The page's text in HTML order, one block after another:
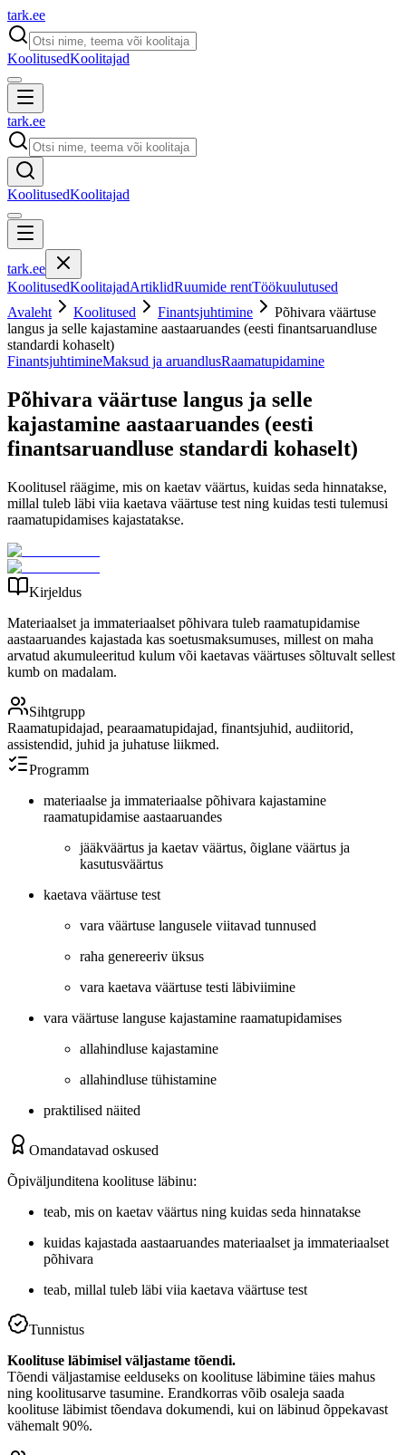
tark.ee
KoolitusedKoolitajad
tark.ee
KoolitusedKoolitajad
tark.ee
KoolitusedKoolitajadArtiklidRuumide rentTöökuulutused
Avaleht
Koolitused Finantsjuhtimine
Põhivara väärtuse
langus ja selle kajastamine aastaaruandes (eesti finantsaruandluse
standardi kohaselt)
FinantsjuhtimineMaksud ja aruandlusRaamatupidamine
Põhivara väärtuse langus ja selle
kajastamine aastaaruandes (eesti
finantsaruandluse standardi kohaselt)
Koolitusel räägime, mis on kaetav väärtus, kuidas seda hinnatakse,
millal tuleb läbi viia kaetava väärtuse test ning kuidas testi tulemusi
raamatupidamises kajastatakse.
Kirjeldus
Materiaalset ja immateriaalset põhivara tuleb raamatupidamise
aastaaruandes kajastada kas soetusmaksumuses, millest on maha
arvatud akumuleeritud kulum või kaetavas väärtuses sõltuvalt sellest
kumb on madalam.
Sihtgrupp
Raamatupidajad, pearaamatupidajad, finantsjuhid, audiitorid,
assistendid, juhid ja juhatuse liikmed.
Programm
materiaalse ja immateriaalse põhivara kajastamine
raamatupidamise aastaaruandes
jääkväärtus ja kaetav väärtus, õiglane väärtus ja
kasutusväärtus
kaetava väärtuse test
vara väärtuse langusele viitavad tunnused
raha genereeriv üksus
vara kaetava väärtuse testi läbiviimine
vara väärtuse languse kajastamine raamatupidamises
allahindluse kajastamine
allahindluse tühistamine
praktilised näited
Omandatavad oskused
Õpiväljunditena koolituse läbinu:
teab, mis on kaetav väärtus ning kuidas seda hinnatakse
kuidas kajastada aastaaruandes materiaalset ja immateriaalset
põhivara
teab, millal tuleb läbi viia kaetava väärtuse test
Tunnistus
Koolituse läbimisel väljastame tõendi.
Tõendi väljastamise eelduseks on koolituse läbimine täies mahus
ning koolitusarve tasumine. Erandkorras võib osaleja saada
koolituse läbimist tõendava dokumendi, kui on läbinud õppekavast
vähemalt 90%.